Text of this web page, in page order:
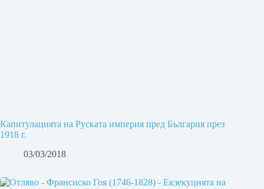
Капитулацията на Руската империя пред България през
1918 г.
03/03/2018